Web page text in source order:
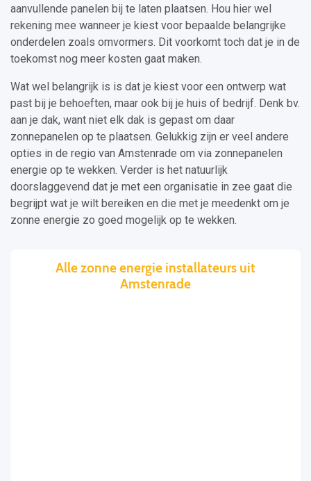
aanvullende panelen bij te laten plaatsen. Hou hier wel
rekening mee wanneer je kiest voor bepaalde belangrijke
onderdelen zoals omvormers. Dit voorkomt toch dat je in de
toekomst nog meer kosten gaat maken.
Wat wel belangrijk is is dat je kiest voor een ontwerp wat
past bij je behoeften, maar ook bij je huis of bedrijf. Denk bv.
aan je dak, want niet elk dak is gepast om daar
zonnepanelen op te plaatsen. Gelukkig zijn er veel andere
opties in de regio van Amstenrade om via zonnepanelen
energie op te wekken. Verder is het natuurlijk
doorslaggevend dat je met een organisatie in zee gaat die
begrijpt wat je wilt bereiken en die met je meedenkt om je
zonne energie zo goed mogelijk op te wekken.
Alle zonne energie installateurs uit
Amstenrade